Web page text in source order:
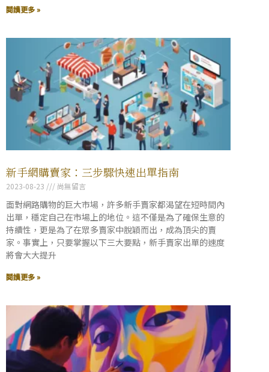
閱讀更多 »
新手網購賣家：三步驟快速出單指南
2023-08-23 尚無留言
面對網路購物的巨大市場，許多新手賣家都渴望在短時間內
出單，穩定自己在市場上的地位。這不僅是為了確保生意的
持續性，更是為了在眾多賣家中脫穎而出，成為頂尖的賣
家。事實上，只要掌握以下三大要點，新手賣家出單的速度
將會大大提升
閱讀更多 »